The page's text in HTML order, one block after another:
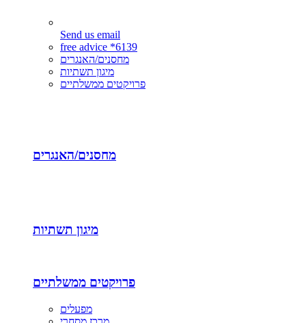
Send us email
free advice *6139
מחסנים/האנגרים
מיגון תשתיות
פרויקטים ממשלתיים
מחסנים/האנגרים
מיגון תשתיות
פרויקטים ממשלתיים
מפעלים